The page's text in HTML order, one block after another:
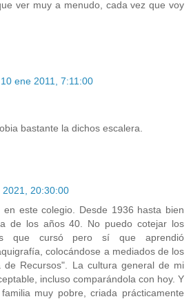
ver muy a menudo, cada vez que voy
10 ene 2011, 7:11:00
bastante la dichos escalera.
2021, 20:30:00
en este colegio. Desde 1936 hasta bien
de los años 40. No puedo cotejar los
que cursó pero sí que aprendió
colocándose a mediados de los
de Recursos". La cultura general de mi
incluso comparándola con hoy. Y
muy pobre, criada prácticamente